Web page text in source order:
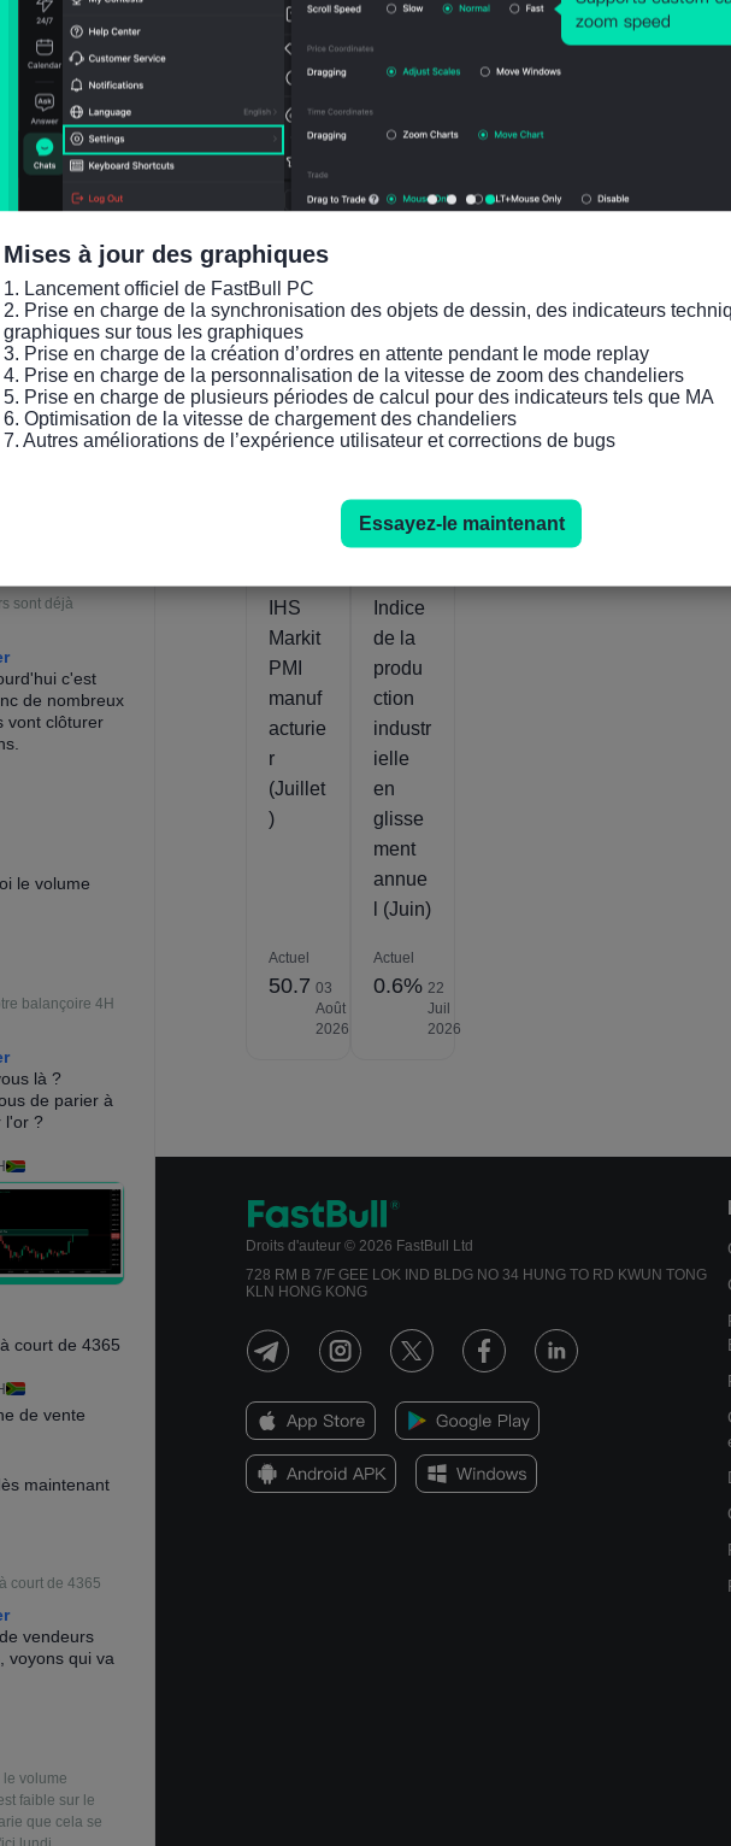
Indicateurs pertinents
IHS
Markit
PMI
manuf
acturie
r
(Juillet
)
Actuel
50.7 03
Août
2026
lique
domini
Indice
de la
produ
ction
industr
ielle
en
glisse
ment
annue
l (Juin)
Actuel
0.6% 22
Juil
2026
Droits d'auteur © 2026 FastBull Ltd
728 RM B 7/F GEE LOK IND BLDG NO 34 HUNG TO RD KWUN TONG
KLN HONG KONG
Mises à jour des graphiques
1. Lancement officiel de FastBull PC
2. Prise en charge de la synchronisation des objets de dessin, des indicateurs
graphiques sur tous les graphiques
3. Prise en charge de la création d’ordres en attente pendant le mode replay
4. Prise en charge de la personnalisation de la vitesse de zoom des chandeliers
5. Prise en charge de plusieurs périodes de calcul pour des indicateurs tels que MA
6. Optimisation de la vitesse de chargement des chandeliers
7. Autres améliorations de l’expérience utilisateur et corrections de bugs
Essayez-le maintenant